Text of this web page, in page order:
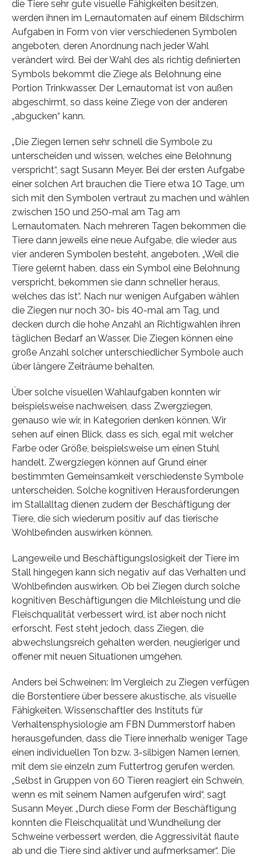
die Tiere sehr gute visuelle Fähigkeiten besitzen,
werden ihnen im Lernautomaten auf einem Bildschirm
Aufgaben in Form von vier verschiedenen Symbolen
angeboten, deren Anordnung nach jeder Wahl
verändert wird. Bei der Wahl des als richtig definierten
Symbols bekommt die Ziege als Belohnung eine
Portion Trinkwasser. Der Lernautomat ist von außen
abgeschirmt, so dass keine Ziege von der anderen
„abgucken“ kann.
„Die Ziegen lernen sehr schnell die Symbole zu
unterscheiden und wissen, welches eine Belohnung
verspricht“, sagt Susann Meyer. Bei der ersten Aufgabe
einer solchen Art brauchen die Tiere etwa 10 Tage, um
sich mit den Symbolen vertraut zu machen und wählen
zwischen 150 und 250-mal am Tag am
Lernautomaten. Nach mehreren Tagen bekommen die
Tiere dann jeweils eine neue Aufgabe, die wieder aus
vier anderen Symbolen besteht, angeboten. „Weil die
Tiere gelernt haben, dass ein Symbol eine Belohnung
verspricht, bekommen sie dann schneller heraus,
welches das ist“. Nach nur wenigen Aufgaben wählen
die Ziegen nur noch 30- bis 40-mal am Tag, und
decken durch die hohe Anzahl an Richtigwahlen ihren
täglichen Bedarf an Wasser. Die Ziegen können eine
große Anzahl solcher unterschiedlicher Symbole auch
über längere Zeiträume behalten.
Über solche visuellen Wahlaufgaben konnten wir
beispielsweise nachweisen, dass Zwergziegen,
genauso wie wir, in Kategorien denken können. Wir
sehen auf einen Blick, dass es sich, egal mit welcher
Farbe oder Größe, beispielsweise um einen Stuhl
handelt. Zwergziegen können auf Grund einer
bestimmten Gemeinsamkeit verschiedenste Symbole
unterscheiden. Solche kognitiven Herausforderungen
im Stallalltag dienen zudem der Beschäftigung der
Tiere, die sich wiederum positiv auf das tierische
Wohlbefinden auswirken können.
Langeweile und Beschäftigungslosigkeit der Tiere im
Stall hingegen kann sich negativ auf das Verhalten und
Wohlbefinden auswirken. Ob bei Ziegen durch solche
kognitiven Beschäftigungen die Milchleistung und die
Fleischqualität verbessert wird, ist aber noch nicht
erforscht. Fest steht jedoch, dass Ziegen, die
abwechslungsreich gehalten werden, neugieriger und
offener mit neuen Situationen umgehen.
Anders bei Schweinen: Im Vergleich zu Ziegen verfügen
die Borstentiere über bessere akustische, als visuelle
Fähigkeiten. Wissenschaftler des Instituts für
Verhaltensphysiologie am FBN Dummerstorf haben
herausgefunden, dass die Tiere innerhalb weniger Tage
einen individuellen Ton bzw. 3-silbigen Namen lernen,
mit dem sie einzeln zum Futtertrog gerufen werden.
„Selbst in Gruppen von 60 Tieren reagiert ein Schwein,
wenn es mit seinem Namen aufgerufen wird“, sagt
Susann Meyer. „Durch diese Form der Beschäftigung
konnten die Fleischqualität und Wundheilung der
Schweine verbessert werden, die Aggressivität flaute
ab und die Tiere sind aktiver und aufmerksamer“. Die